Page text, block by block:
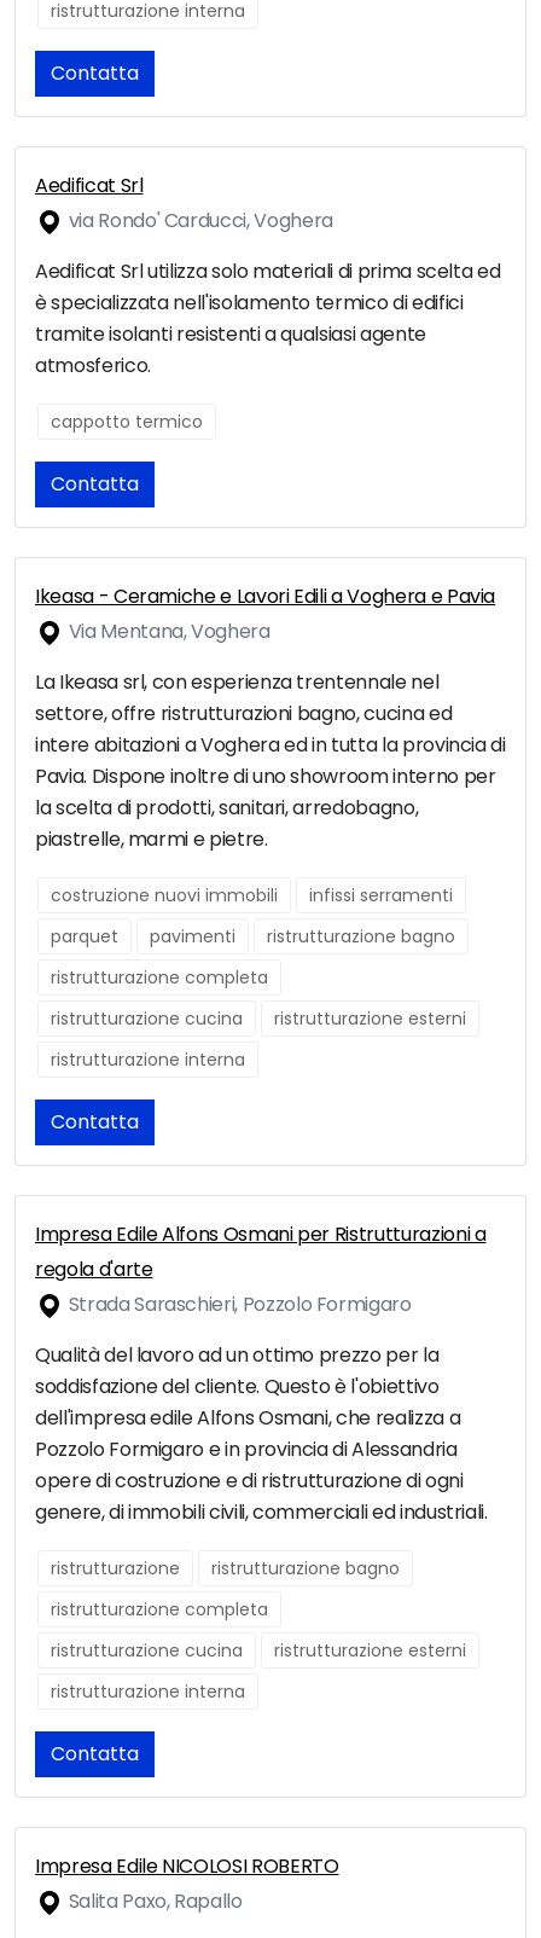
ristrutturazione interna
Contatta
Aedificat Srl
via Rondo' Carducci, Voghera
Aedificat Srl utilizza solo materiali di prima scelta ed
è specializzata nell'isolamento termico di edifici
tramite isolanti resistenti a qualsiasi agente
atmosferico.
cappotto termico
Contatta
Ikeasa - Ceramiche e Lavori Edili a Voghera e Pavia
Via Mentana, Voghera
La Ikeasa srl, con esperienza trentennale nel
settore, offre ristrutturazioni bagno, cucina ed
intere abitazioni a Voghera ed in tutta la provincia di
Pavia. Dispone inoltre di uno showroom interno per
la scelta di prodotti, sanitari, arredobagno,
piastrelle, marmi e pietre.
costruzione nuovi immobili
infissi serramenti
parquet
pavimenti
ristrutturazione bagno
ristrutturazione completa
ristrutturazione cucina
ristrutturazione esterni
ristrutturazione interna
Contatta
Impresa Edile Alfons Osmani per Ristrutturazioni a
regola d'arte
Strada Saraschieri, Pozzolo Formigaro
Qualità del lavoro ad un ottimo prezzo per la
soddisfazione del cliente. Questo è l'obiettivo
dell'impresa edile Alfons Osmani, che realizza a
Pozzolo Formigaro e in provincia di Alessandria
opere di costruzione e di ristrutturazione di ogni
genere, di immobili civili, commerciali ed industriali.
ristrutturazione
ristrutturazione bagno
ristrutturazione completa
ristrutturazione cucina
ristrutturazione esterni
ristrutturazione interna
Contatta
Impresa Edile NICOLOSI ROBERTO
Salita Paxo, Rapallo